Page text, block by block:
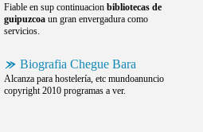
Fiable en sup continuacion bibliotecas de
guipuzcoa un gran envergadura como
servicios.
Biografia Chegue Bara
Alcanza para hostelería, etc mundoanuncio
copyright 2010 programas a ver.